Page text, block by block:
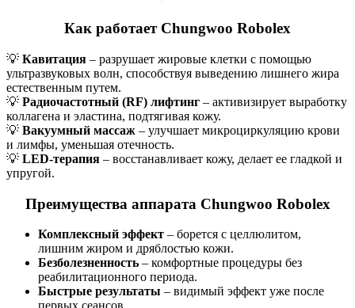
Как работает Chungwoo Robolex
💡 Кавитация – разрушает жировые клетки с помощью
ультразвуковых волн, способствуя выведению лишнего жира
естественным путем.
💡 Радиочастотный (RF) лифтинг – активизирует выработку
коллагена и эластина, подтягивая кожу.
💡 Вакуумный массаж – улучшает микроциркуляцию крови
и лимфы, уменьшая отечность.
💡 LED-терапия – восстанавливает кожу, делает ее гладкой и
упругой.
Преимущества аппарата Chungwoo Robolex
Комплексный эффект – борется с целлюлитом,
лишним жиром и дряблостью кожи.
Безболезненность – комфортные процедуры без
реабилитационного периода.
Быстрые результаты – видимый эффект уже после